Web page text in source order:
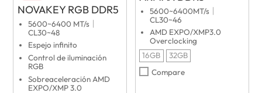
NOVAKEY RGB DDR5
5600~6400 MT/s｜
CL30~48
Espejo infinito
Control de iluminación
RGB
Sobreaceleración AMD
EXPO/XMP 3.0
5600~6400MT/s｜
CL30~46
AMD EXPO/XMP3.0
Overclocking
16GB
32GB
Compare